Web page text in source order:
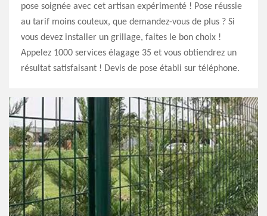
pose soignée avec cet artisan expérimenté ! Pose réussie
au tarif moins couteux, que demandez-vous de plus ? Si
vous devez installer un grillage, faites le bon choix !
Appelez 1000 services élagage 35 et vous obtiendrez un
résultat satisfaisant ! Devis de pose établi sur téléphone.